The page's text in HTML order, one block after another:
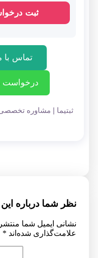
ثبت
تماس
درخواست
ثبتیما | مشاوره
نظر شما درباره
نشانی ایمیل شما
علامت‌گذاری شده‌اند *